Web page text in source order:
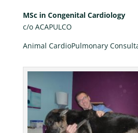
MSc in Congenital Cardiology
c/o ACAPULCO
Animal CardioPulmonary